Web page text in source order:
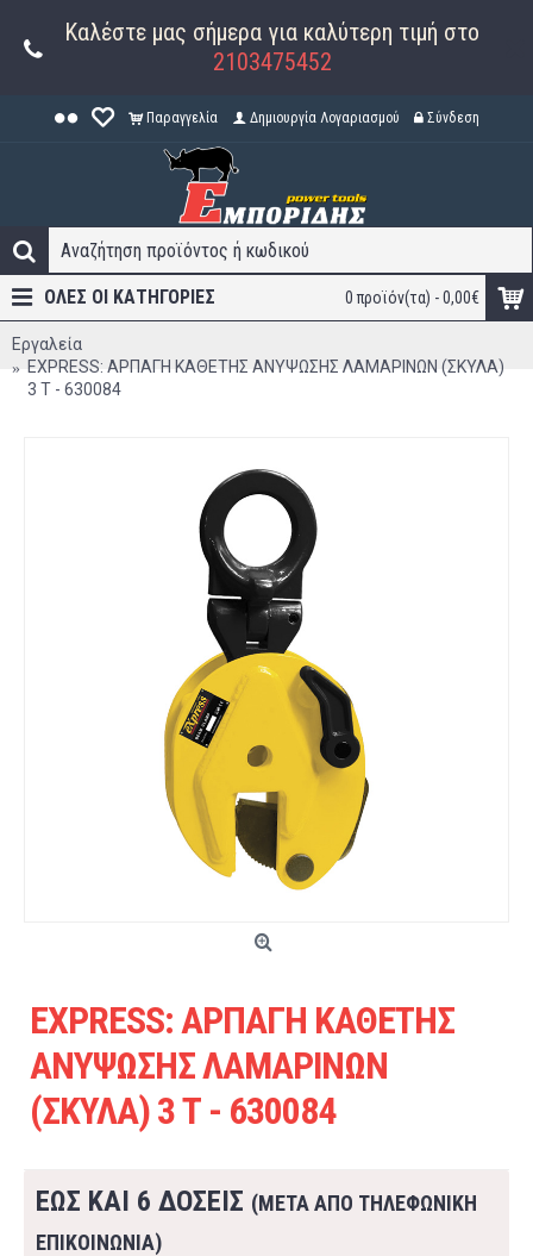
Καλέστε μας σήμερα για καλύτερη τιμή στο
2103475452
Παραγγελία Δημιουργία Λογαριασμού Σύνδεση
0 προϊόν(τα) - 0,00€
ΟΛΕΣ ΟΙ ΚΑΤΗΓΟΡΊΕΣ
Εργαλεία
EXPRESS: ΑΡΠΑΓΗ ΚΑΘΕΤΗΣ ΑΝΥΨΩΣΗΣ ΛΑΜΑΡΙΝΩΝ (ΣΚΥΛΑ)
3 Τ - 630084
EXPRESS: ΑΡΠΑΓΗ ΚΑΘΕΤΗΣ
ΑΝΥΨΩΣΗΣ ΛΑΜΑΡΙΝΩΝ
(ΣΚΥΛΑ) 3 Τ - 630084
ΕΩΣ ΚΑΙ 6 ΔΟΣΕΙΣ (ΜΕΤΑ ΑΠΟ ΤΗΛΕΦΩΝΙΚΗ
ΕΠΙΚΟΙΝΩΝΙΑ)